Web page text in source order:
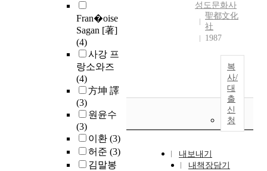
Fran�oise
Sagan [著]
(4)
사강 프
랑소와즈
(4)
方坤 譯
(3)
원윤수
(3)
이환 (3)
허준 (3)
김말봉
성도문화사
聖都文化
社
1987
복
사/
대
출
신
청
내보내기
내책장담기